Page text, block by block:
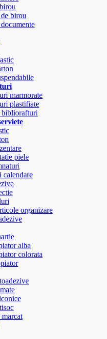
birou
marmorate
plastifiate
piele
calendare
organizare
alba
colorata
marcat